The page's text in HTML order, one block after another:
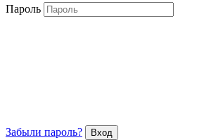
Пароль
Забыли пароль?